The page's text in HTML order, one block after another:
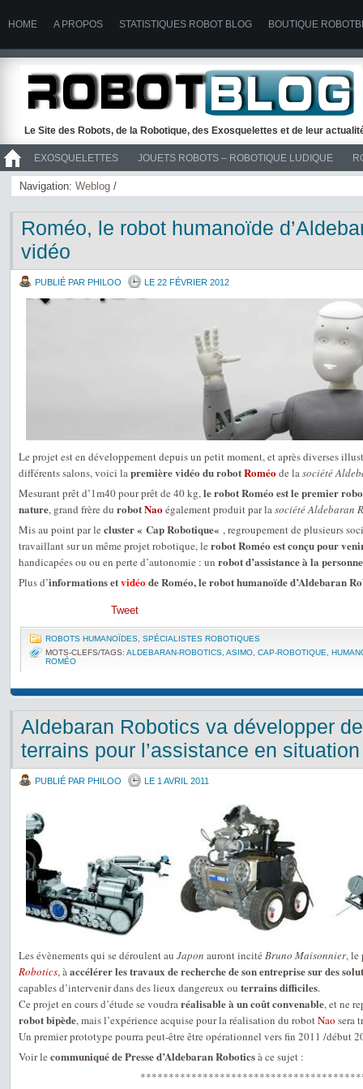
HOME A PROPOS STATISTIQUES ROBOT BLOG BOUTIQUE
Le Site des Robots, de la Robotique, des Exosquelettes et de leur
EXOSQUELETTES JOUETS ROBOTS – ROBOTIQUE LUDIQUE
>> ROBOTS
Navigation: Weblog /
Roméo, le robot humanoïde
vidéo
PUBLIÉ PAR PHILOO LE 22 FÉVRIER 2012
Le projet est en développement depuis un petit moment, et après diverses
différents salons, voici lapremière vidéo du robotRoméode lasociété
Mesurant prêt d’1m40 pour prêt de 40 kg,le robot Roméo est le premier
nature, grand frère du robotNaoégalement produit par lasociété Aldebaran
Mis au point par le cluster « Cap Robotique« , regroupement de plusieurs
travaillant sur un même projet robotique, le robot Roméo est conçu pour
handicapées ou ou en perte d’autonomie : un robot d’assistance à la personne
Plus d’informations etvidéode Roméo, le robot humanoïde d’Aldebaran
Tweet
ROBOTS HUMANOÏDES SPÉCIALISTES ROBOTIQUES
MOTS-CLEFS/TAGS: ALDEBARAN-ROBOTICS ASIMO CAP-ROBOTIQUE
ROMÉO
Aldebaran Robotics va développer
terrains pour l’assistance en
PUBLIÉ PAR PHILOO LE 1 AVRIL 2011
Les évènements qui se déroulent au Japon auront incité Bruno Maisonnier, le
Robotics, àaccélérer les travaux de recherche de son entreprise sur des
capables d’intervenir dans des lieux dangereux ou terrains difficiles.
Ce projet en cours d’étude se voudraréalisable à un coût convenable, et ne
robot bipède, mais l’expérience acquise pour la réalisation du robotNao sera
Un premier prototype pourra peut-être être opérationnel vers fin 2011 /début
Voir le communiqué de Presse d’Aldebaran Roboticsà ce sujet :